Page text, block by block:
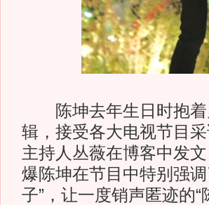
陈坤去年生日时抱着
辑，接受各大电视节目
主持人丛薇在博客中发
爆陈坤在节目中特别强
子”，让一度销声匿迹的